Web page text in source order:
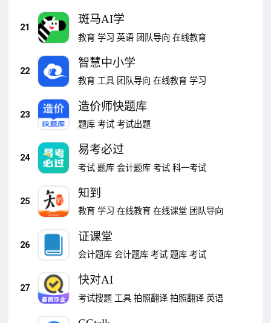
21
斑马AI学
教育 学习 英语 团队导向 在线教育
22
智慧中小学
教育 工具 团队导向 在线教育 学习
23
造价师快题库
题库 考试 考试出题
24
易考必过
考试 题库 会计题库 考试 科一考试
25
知到
教育 学习 在线教育 在线课堂 团队导向
26
证课堂
会计题库 会计题库 考试 题库 考试
27
快对AI
考试搜题 工具 拍照翻译 拍照翻译 英语